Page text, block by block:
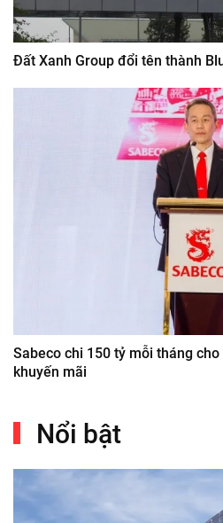
Đất Xanh Group đổi tên thành
Sabeco chi 150 tỷ mỗi tháng
khuyến mãi
Nổi bật